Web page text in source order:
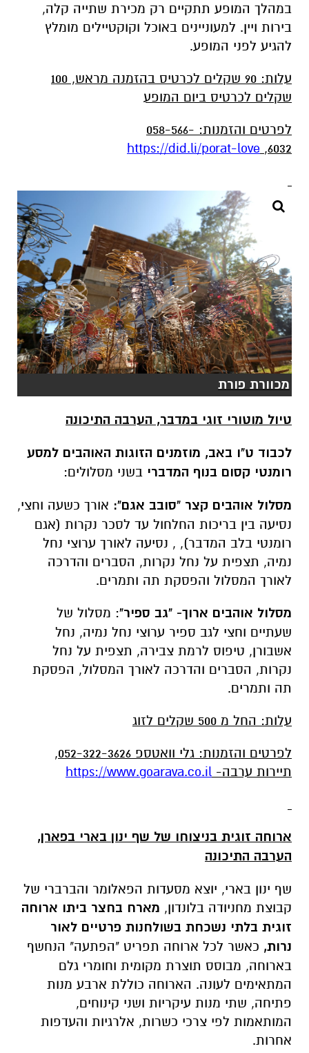
במהלך המופע תתקיים רק מכירת שתייה קלה,
בירות ויין. למעוניינים באוכל וקוקטיילים מומלץ
להגיע לפני המופע.
עלות: 90 שקלים לכרטיס בהזמנה מראש, 100
שקלים לכרטיס ביום המופע
לפרטים והזמנות: 058-566-
6032,
https://did.li/porat-love
מכוורת פורת
טיול מוטורי זוגי במדבר, הערבה התיכונה
לכבוד ט"ו באב, מוזמנים הזוגות האוהבים למסע
רומנטי קסום בנוף המדברי בשני מסלולים:
מסלול אוהבים קצר "סובב אגם": אורך כשעה וחצי,
נסיעה בין בריכות החלחול עד לסכר נקרות (אגם
רומנטי בלב המדבר), , נסיעה לאורך ערוצי נחל
נמיה, תצפית על נחל נקרות, הסברים והדרכה
לאורך המסלול והפסקת תה ותמרים.
מסלול אוהבים ארוך- "גב ספיר": מסלול של
שעתיים וחצי לגב ספיר ערוצי נחל נמיה, נחל
אשבורן, טיפוס לרמת צבירה, תצפית על נחל
נקרות, הסברים והדרכה לאורך המסלול, הפסקת
תה ותמרים.
עלות: החל מ 500 שקלים לזוג
לפרטים והזמנות: גלי וואטספ 052-322-3626,
תיירות ערבה- https://www.goarava.co.il
ארוחה זוגית בניצוחו של שף ינון בארי בפארן,
הערבה התיכונה
שף ינון בארי, יוצא מסעדות הפאלומר והברברי של
קבוצת מחניודה בלונדון, מארח בחצר ביתו ארוחה
זוגית בלתי נשכחת בשולחנות פרטיים לאור
נרות, כאשר לכל ארוחה תפריט "הפתעה" הנחשף
בארוחה, מבוסס תוצרת מקומית וחומרי גלם
המתאימים לעונה. הארוחה כוללת ארבע מנות
פתיחה, שתי מנות עיקריות ושני קינוחים,
המותאמות לפי צרכי כשרות, אלרגיות והעדפות
אחרות.